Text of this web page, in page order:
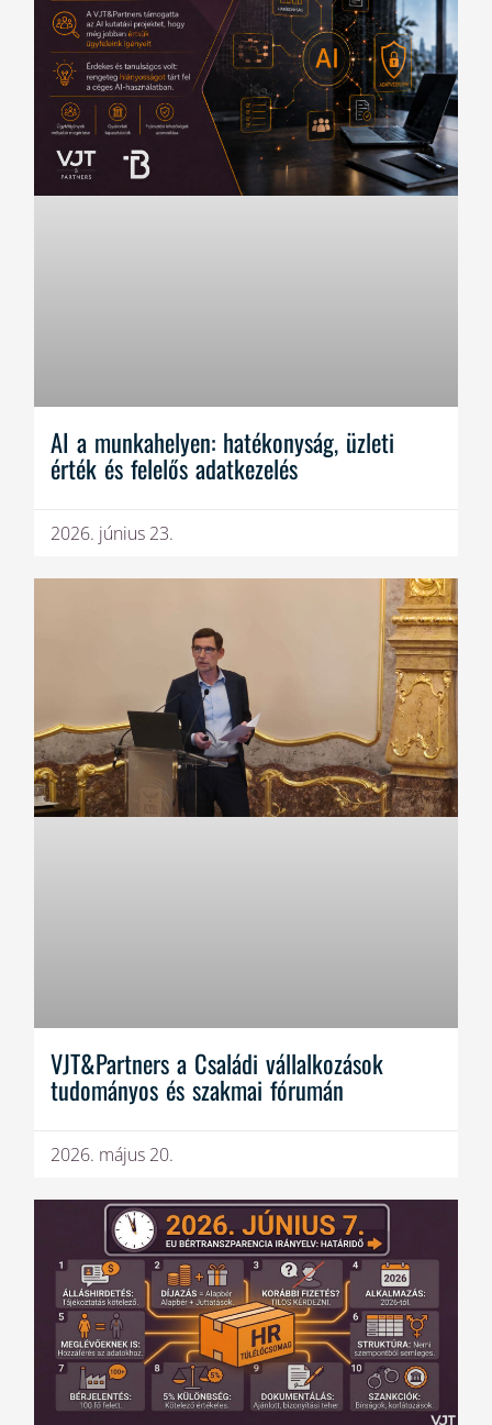
AI a munkahelyen: hatékonyság, üzleti
érték és felelős adatkezelés
2026. június 23.
VJT&Partners a Családi vállalkozások
tudományos és szakmai fórumán
2026. május 20.